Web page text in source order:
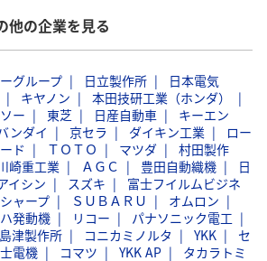
他の企業を見る
グループ 日立製作所
日本電気
キヤノン
本田技研工業（ホンダ）
ー 東芝 日産自動車
キーエン
ンダイ 京セラ ダイキン工業
ロー
ド ＴＯＴＯ マツダ
村田製作
崎重工業 ＡＧＣ 豊田自動織機
日
イシン スズキ
富士フイルムビジネ
シャープ ＳＵＢＡＲＵ
オムロン
発動機 リコー
パナソニック電工
島津製作所 コニカミノルタ YKK
セ
電機 コマツ YKK AP
タカラトミ